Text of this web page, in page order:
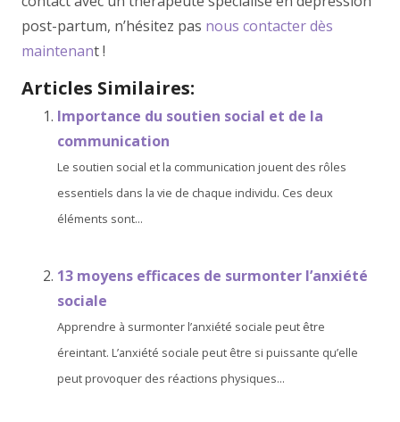
post-partum, n’hésitez pas nous contacter dès
maintenant !
Articles Similaires:
Importance du soutien social et de la
communication
Le soutien social et la communication jouent des rôles
essentiels dans la vie de chaque individu. Ces deux
éléments sont...
13 moyens efficaces de surmonter l’anxiété
sociale
Apprendre à surmonter l’anxiété sociale peut être
éreintant. L’anxiété sociale peut être si puissante qu’elle
peut provoquer des réactions physiques...